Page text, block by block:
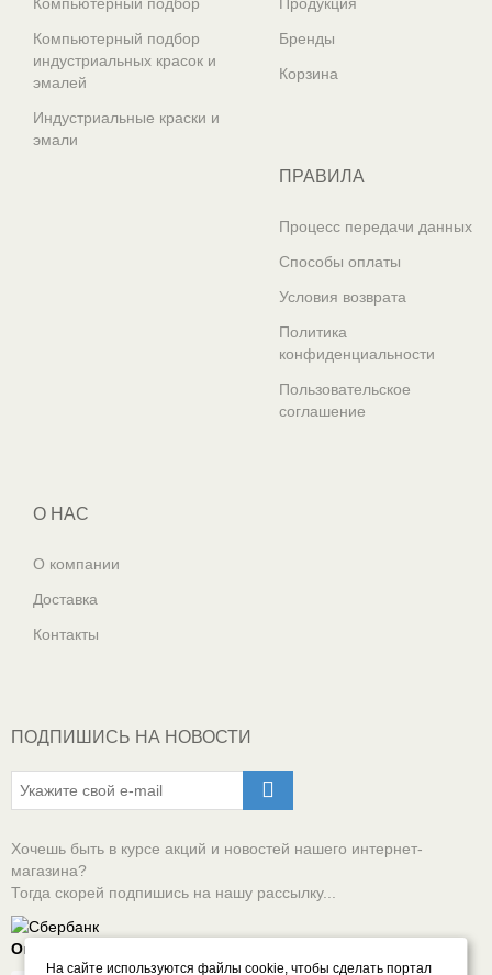
Компьютерный подбор
индустриальных красок и
эмалей
Индустриальные краски и
эмали
Бренды
Корзина
ПРАВИЛА
Процесс передачи данных
Способы оплаты
Условия возврата
Политика
конфиденциальности
Пользовательское
соглашение
О НАС
О компании
Доставка
Контакты
ПОДПИШИСЬ НА НОВОСТИ
Хочешь быть в курсе акций и новостей нашего интернет-
магазина?
Тогда скорей подпишись на нашу рассылку...
Оплачивай онлайн безопасно
На сайте используются файлы cookie, чтобы сделать портал